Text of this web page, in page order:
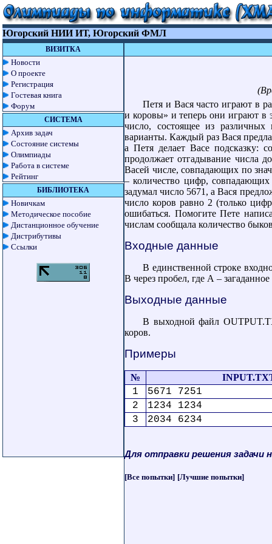
Югорский НИИ ИТ, Югорский ФМЛ
ВИЗИТКА
Новости
О проекте
Регистрация
Гостевая книга
Форум
СИСТЕМА
Архив задач
Состояние системы
Олимпиады
Работа в системе
Рейтинг
БИБЛИОТЕКА
Новичкам
Методическое пособие
Дистанционное обучение
Дистрибутивы
Ссылки
Петя и Вася часто играют в
и коровы» и теперь они играют в
число, состоящее из
варианты. Каждый раз Вася
а Петя делает Васе подсказку:
продолжает отгадывание числа
Васей числе, совпадающих по
– количество цифр,
задумал число 5671, а Вася
число коров равно 2 (только
ошибаться. Помогите Пете
числам сообщала количество
Входные данные
В единственной строке
B через пробел, где А –
Выходные данные
В выходной файл
коров.
Примеры
№
1
5671 7251
2
1234 1234
3
2034 6234
Для отправки решения задачи
[Все попытки] [Лучшие попытки]